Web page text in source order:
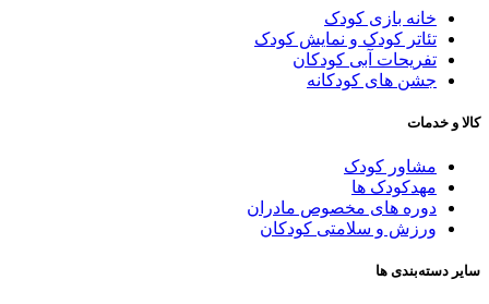
خانه بازی کودک
تئاتر کودک و نمایش کودک
تفریحات آبی کودکان
جشن های کودکانه
و خدمات
مشاور کودک
مهدکودک ها
دوره های مخصوص مادران
ورزش و سلامتی کودکان
دسته‌بندی ها